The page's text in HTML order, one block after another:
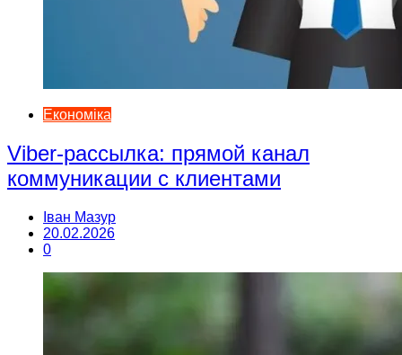
Економіка
Viber-рассылка: прямой канал
коммуникации с клиентами
Іван Мазур
20.02.2026
0